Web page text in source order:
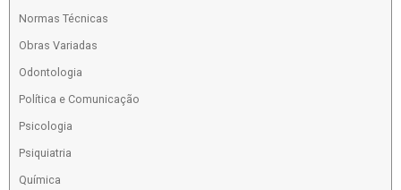
Normas Técnicas
Obras Variadas
Odontologia
Política e Comunicação
Psicologia
Psiquiatria
Química